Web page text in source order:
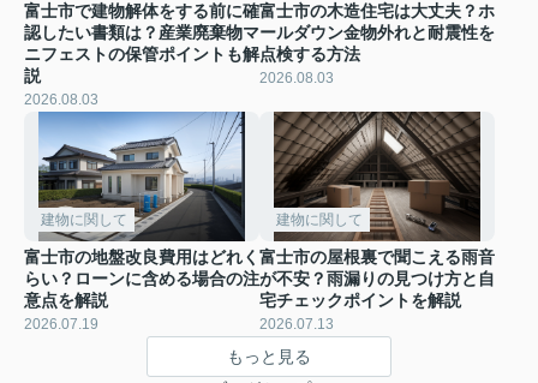
富士市で建物解体をする前に確
認したい書類は？産業廃棄物マ
ニフェストの保管ポイントも解
説
2026.08.03
富士市の木造住宅は大丈夫？ホ
ールダウン金物外れと耐震性を
点検する方法
2026.08.03
建物に関して
富士市の地盤改良費用はどれく
らい？ローンに含める場合の注
意点を解説
2026.07.19
建物に関して
富士市の屋根裏で聞こえる雨音
が不安？雨漏りの見つけ方と自
宅チェックポイントを解説
2026.07.13
もっと見る